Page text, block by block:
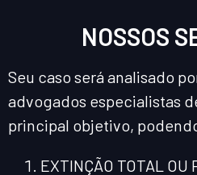
NOSSOS
Seu caso será analisado
advogados especialistas
principal objetivo,
EXTINÇÃO TOTAL OU